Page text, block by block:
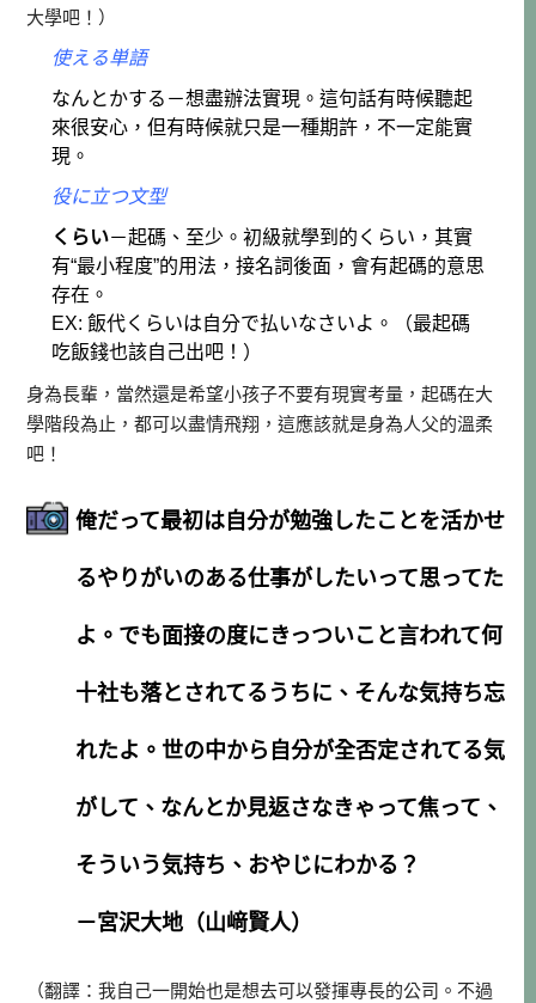
大學吧！）
使える単語
なんとかする－想盡辦法實現。這句話有時候聽起
來很安心，但有時候就只是一種期許，不一定能實
現。
役に立つ文型
くらい－起碼、至少。初級就學到的くらい，其實
有“最小程度”的用法，接名詞後面，會有起碼的意思
存在。
EX: 飯代くらいは自分で払いなさいよ。（最起碼
吃飯錢也該自己出吧！）
身為長輩，當然還是希望小孩子不要有現實考量，起碼在大
學階段為止，都可以盡情飛翔，這應該就是身為人父的溫柔
吧！
俺だって最初は自分が勉強したことを活かせ
るやりがいのある仕事がしたいって思ってた
よ。でも面接の度にきっついこと言われて何
十社も落とされてるうちに、そんな気持ち忘
れたよ。世の中から自分が全否定されてる気
がして、なんとか見返さなきゃって焦って、
そういう気持ち、おやじにわかる？
－宮沢大地（山﨑賢人）
（翻譯：我自己一開始也是想去可以發揮專長的公司。不過